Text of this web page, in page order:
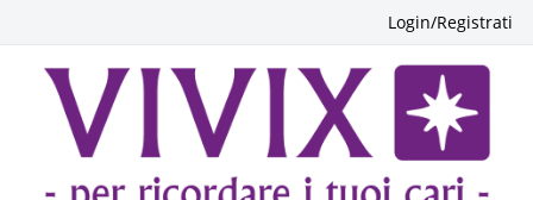
Login/Registrati
PASSATE: